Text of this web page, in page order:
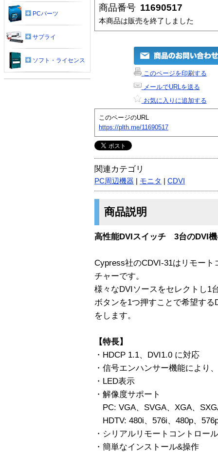
商品番号 11690517
本商品は販売を終了しました
このページを印刷する
メールでURLを送る
お気に入りに追加する
このページのURL
https://plth.me/11690517
関連カテゴリ
PC周辺機器 モニタ CDVI
商品説明
高性能DVIスイッチ 3台のDVI
Cypress社のCDVI-31はリモー
チャーです。
様々なDVIソースをセレクトし1
ボタンを1つ押すことで希望す
をします。
【特長】
・HDCP 1.1、DVI1.0 に対応
・信号エンハンサー機能により
・LED表示
・解像度サポート
PC: VGA、SVGA、XGA、
HDTV: 480i、576i、480p、
・シリアルリモートコントロー
・簡単なインストール&操作
PCパーツ
サプライ
ソフト・ライセンス